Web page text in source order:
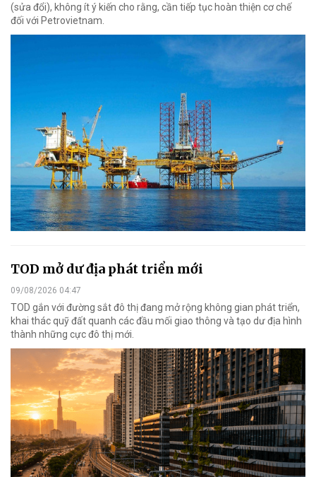
(sửa đổi), không ít ý kiến cho rằng, cần tiếp tục hoàn thiện cơ chế
đối với Petrovietnam.
TOD mở dư địa phát triển mới
09/08/2026 04:47
TOD gắn với đường sắt đô thị đang mở rộng không gian phát triển,
khai thác quỹ đất quanh các đầu mối giao thông và tạo dư địa hình
thành những cực đô thị mới.